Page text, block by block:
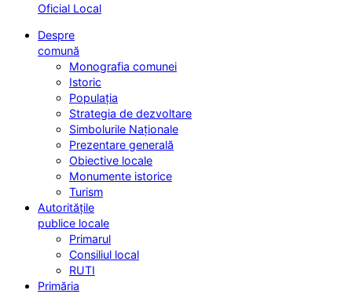
Oficial Local
Despre
comună
Monografia comunei
Istoric
Populația
Strategia de dezvoltare
Simbolurile Naționale
Prezentare generală
Obiective locale
Monumente istorice
Turism
Autoritățile
publice locale
Primarul
Consiliul local
RUTI
Primăria